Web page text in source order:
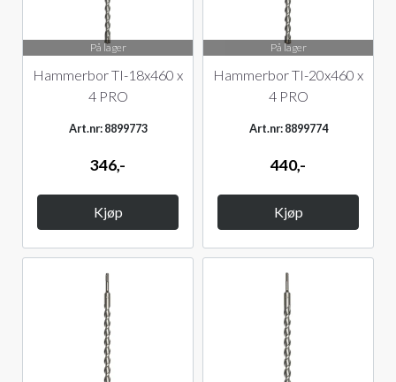
På lager
Hammerbor TI-18x460 x
4 PRO
Art.nr: 8899773
346,-
Kjøp
På lager
Hammerbor TI-20x460 x
4 PRO
Art.nr: 8899774
440,-
Kjøp